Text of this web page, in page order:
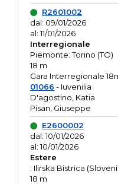
R2601002
dal: 09/01/2026
al: 11/01/2026
Interregionale
Piemonte: Torino (TO)
18 m
Gara Interregionale
01066 - Iuvenilia
D'agostino, Katia
Pisan, Giuseppe
E2600002
dal: 10/01/2026
al: 10/01/2026
Estere
: Ilirska Bistrica
18 m